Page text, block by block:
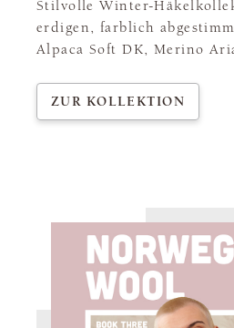
Stilvolle Winter-
erdigen, farblich
Alpaca Soft DK, Merino
ZUR KOLLEKTION